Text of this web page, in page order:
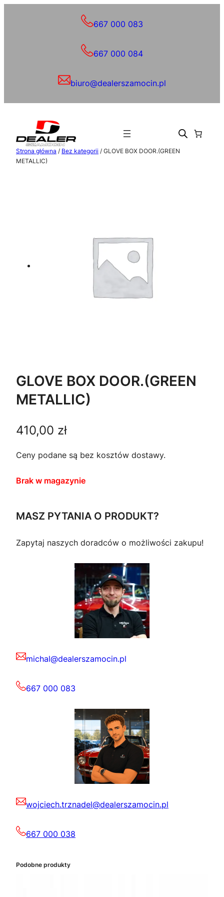
667 000 083
667 000 084
biuro@dealerszamocin.pl
Strona główna / Bez kategorii / GLOVE BOX DOOR.(GREEN
METALLIC)
GLOVE BOX DOOR.(GREEN
METALLIC)
410,00 zł
Ceny podane są bez kosztów dostawy.
Brak w magazynie
MASZ PYTANIA O PRODUKT?
Zapytaj naszych doradców o możliwości zakupu!
michal@dealerszamocin.pl
667 000 083
wojciech.trznadel@dealerszamocin.pl
667 000 038
Podobne produkty